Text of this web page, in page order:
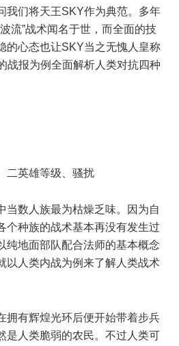
我们将天王SKY作为典范。多年
流”战术闻名于世，而全面的技
的心态也让SKY当之无愧人皇称
战报为例全面解析人类对抗四种
二英雄等级、骚扰
当数人族最为枯燥乏味。因为自
个种族的战术基本再没有发生过
纯地面部队配合法师的基本概念
以人类内战为例来了解人类战术
拥有辉煌光环后便开始带着步兵
是人类脆弱的农民。不过人类可